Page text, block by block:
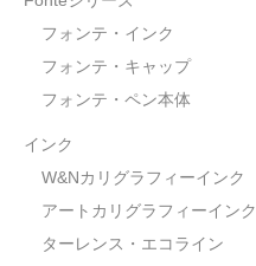
フォンテ・インク
フォンテ・キャップ
フォンテ・ペン本体
インク
W&Nカリグラフィーインク
アートカリグラフィーインク
ターレンス・エコライン